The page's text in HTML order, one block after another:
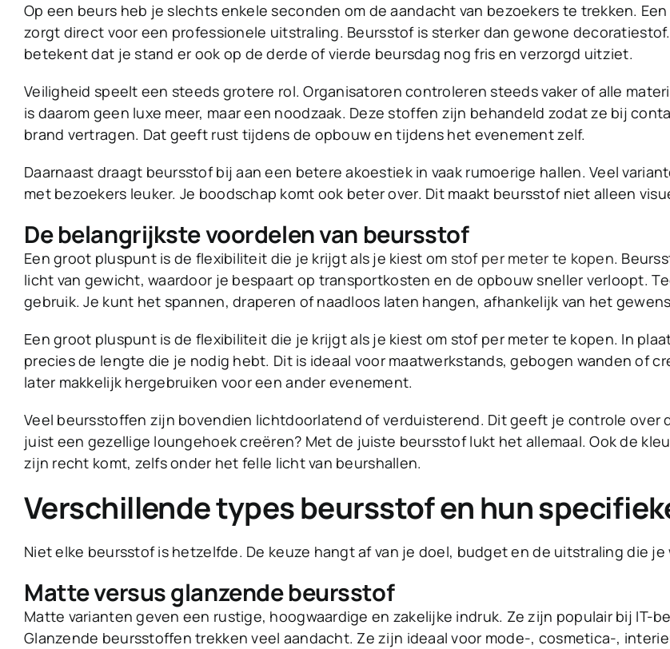
Op een beurs heb je slechts enkele seconden om de aandacht van bezoekers te trekken.
zorgt direct voor een professionele uitstraling. Beursstof is sterker dan gewone
betekent dat je stand er ook op de derde of vierde beursdag nog fris en verzorgd uitziet.
Veiligheid speelt een steeds grotere rol. Organisatoren controleren steeds vaker of alle
is daarom geen luxe meer, maar een noodzaak. Deze stoffen zijn behandeld zodat ze bij
brand vertragen. Dat geeft rust tijdens de opbouw en tijdens het evenement zelf.
Daarnaast draagt beursstof bij aan een betere akoestiek in vaak rumoerige hallen. Veel
met bezoekers leuker. Je boodschap komt ook beter over. Dit maakt beursstof niet alleen
De belangrijkste voordelen van beursstof
Een groot pluspunt is de flexibiliteit die je krijgt als je kiest om stof per meter te kopen.
licht van gewicht, waardoor je bespaart op transportkosten en de opbouw sneller verloopt.
gebruik. Je kunt het spannen, draperen of naadloos laten hangen, afhankelijk van het
Een groot pluspunt is de flexibiliteit die je krijgt als je kiest om stof per meter te kopen. In
precies de lengte die je nodig hebt. Dit is ideaal voor maatwerkstands, gebogen wanden of
later makkelijk hergebruiken voor een ander evenement.
Veel beursstoffen zijn bovendien lichtdoorlatend of verduisterend. Dit geeft je controle
juist een gezellige loungehoek creëren? Met de juiste beursstof lukt het allemaal. Ook de
zijn recht komt, zelfs onder het felle licht van beurshallen.
Verschillende types beursstof en hun
Niet elke beursstof is hetzelfde. De keuze hangt af van je doel, budget en de uitstraling die
Matte versus glanzende beursstof
Matte varianten geven een rustige, hoogwaardige en zakelijke indruk. Ze zijn populair bij IT-
Glanzende beursstoffen trekken veel aandacht. Ze zijn ideaal voor mode-, cosmetica-,